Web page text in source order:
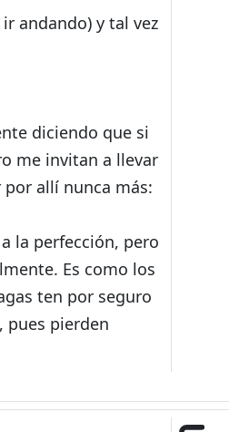
andando) y tal vez
diciendo que si
me invitan a llevar
allí nunca más:
la perfección, pero
Es como los
ten por seguro
pues pierden